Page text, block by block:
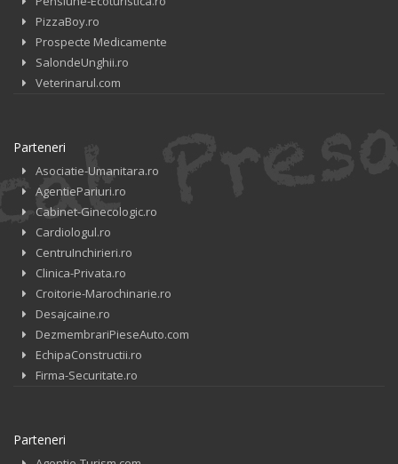
PizzaBoy.ro
Prospecte Medicamente
SalondeUnghii.ro
Veterinarul.com
Parteneri
Asociatie-Umanitara.ro
AgentiePariuri.ro
Cabinet-Ginecologic.ro
Cardiologul.ro
CentruInchirieri.ro
Clinica-Privata.ro
Croitorie-Marochinarie.ro
Desajcaine.ro
DezmembrariPieseAuto.com
EchipaConstructii.ro
Firma-Securitate.ro
Parteneri